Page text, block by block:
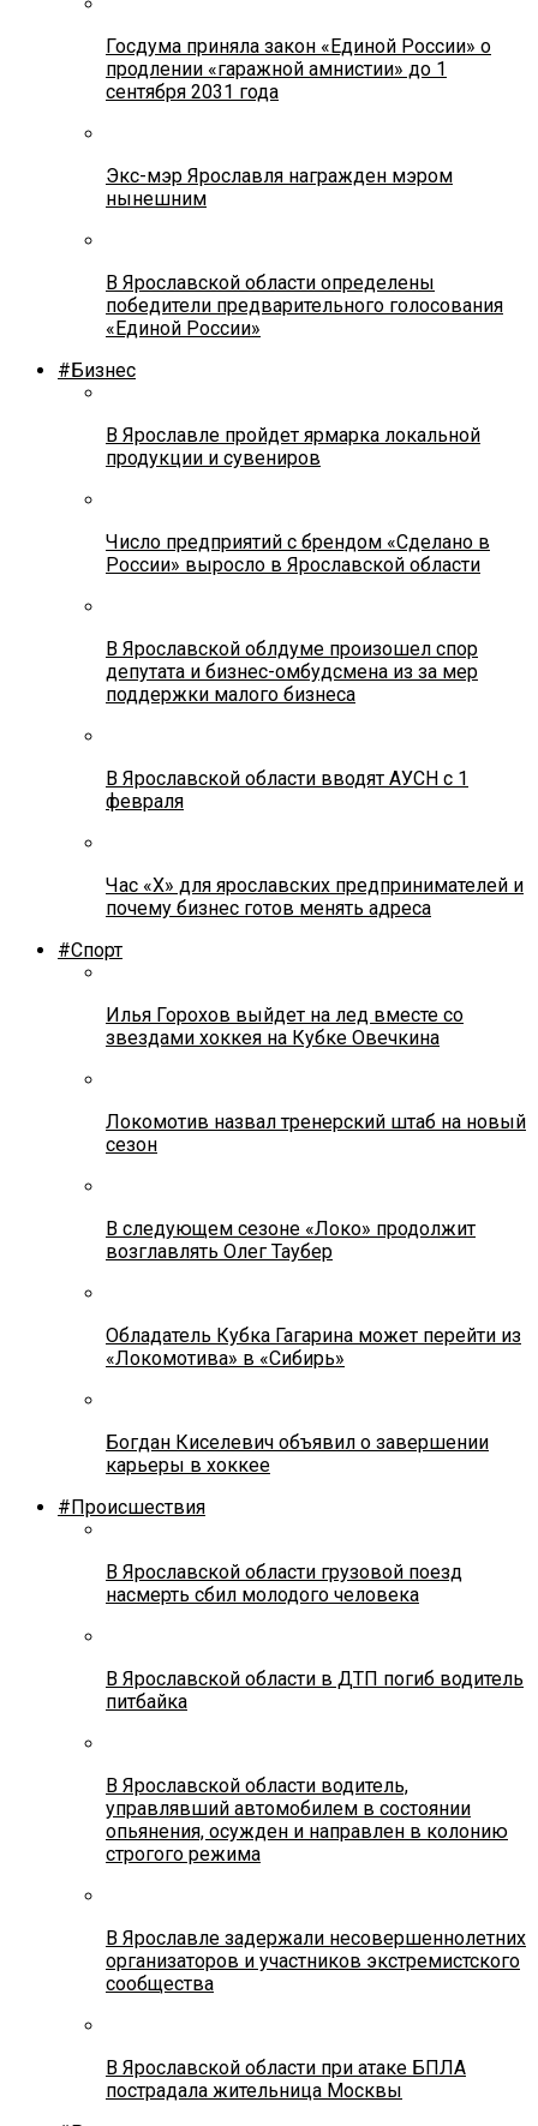
Госдума приняла закон «Единой России» о
продлении «гаражной амнистии» до 1
сентября 2031 года
Экс-мэр Ярославля награжден мэром
нынешним
В Ярославской области определены
победители предварительного голосования
«Единой России»
#Бизнес
В Ярославле пройдет ярмарка локальной
продукции и сувениров
Число предприятий с брендом «Сделано в
России» выросло в Ярославской области
В Ярославской облдуме произошел спор
депутата и бизнес-омбудсмена из за мер
поддержки малого бизнеса
В Ярославской области вводят АУСН с 1
февраля
Час «Х» для ярославских предпринимателей и
почему бизнес готов менять адреса
#Спорт
Илья Горохов выйдет на лед вместе со
звездами хоккея на Кубке Овечкина
Локомотив назвал тренерский штаб на новый
сезон
В следующем сезоне «Локо» продолжит
возглавлять Олег Таубер
Обладатель Кубка Гагарина может перейти из
«Локомотива» в «Сибирь»
Богдан Киселевич объявил о завершении
карьеры в хоккее
#Происшествия
В Ярославской области грузовой поезд
насмерть сбил молодого человека
В Ярославской области в ДТП погиб водитель
питбайка
В Ярославской области водитель,
управлявший автомобилем в состоянии
опьянения, осужден и направлен в колонию
строгого режима
В Ярославле задержали несовершеннолетних
организаторов и участников экстремистского
сообщества
В Ярославской области при атаке БПЛА
пострадала жительница Москвы